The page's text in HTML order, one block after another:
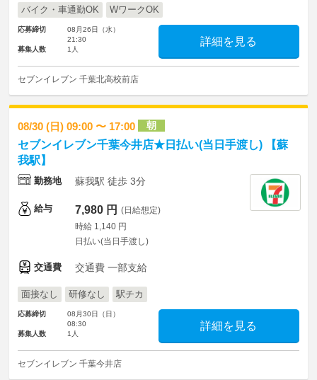
バイク・車通勤OK
WワークOK
応募締切
08月26日（水）
21:30
募集人数
1人
詳細を見る
セブンイレブン 千葉北高校前店
08/30 (日) 09:00 〜 17:00 朝
セブンイレブン千葉今井店★日払い(当日手渡し) 【蘇
我駅】
勤務地 蘇我駅 徒歩 3分
給与 7,980 円 (日給想定)
時給 1,140 円
日払い(当日手渡し)
交通費 交通費 一部支給
面接なし 研修なし 駅チカ
応募締切
08月30日（日）
08:30
募集人数
1人
詳細を見る
セブンイレブン 千葉今井店